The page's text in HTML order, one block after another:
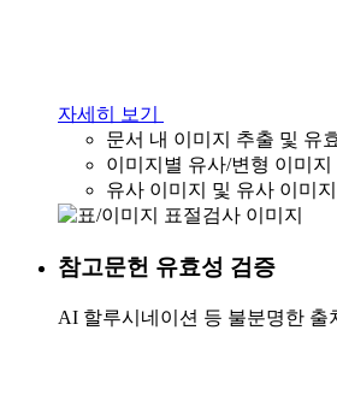
자세히 보기
문서 내 이미지 추출 및 유
이미지별 유사/변형 이미
유사 이미지 및 유사 이미
참고문헌 유효성 검증
AI 할루시네이션 등 불분명한